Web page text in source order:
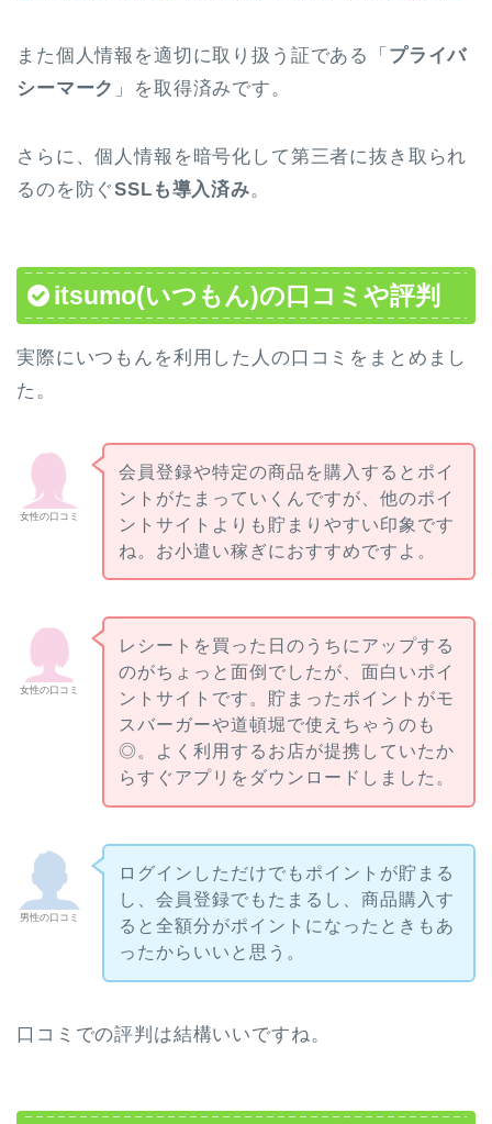
また個人情報を適切に取り扱う証である「 プライバ
シーマーク 」を取得済みです。
さらに、個人情報を暗号化して第三者に抜き取られ
るのを防ぐSSLも導入済み。
itsumo(いつもん)の口コミや評判
実際にいつもんを利用した人の口コミをまとめまし
た。
女性の口コミ
会員登録や特定の商品を購入するとポイ
ントがたまっていくんですが、他のポイ
ントサイトよりも貯まりやすい印象です
ね。お小遣い稼ぎにおすすめですよ。
女性の口コミ
レシートを買った日のうちにアップする
のがちょっと面倒でしたが、面白いポイ
ントサイトです。貯まったポイントがモ
スバーガーや道頓堀で使えちゃうのも
◎。よく利用するお店が提携していたか
らすぐアプリをダウンロードしました。
男性の口コミ
ログインしただけでもポイントが貯まる
し、会員登録でもたまるし、商品購入す
ると全額分がポイントになったときもあ
ったからいいと思う。
口コミでの評判は結構いいですね。